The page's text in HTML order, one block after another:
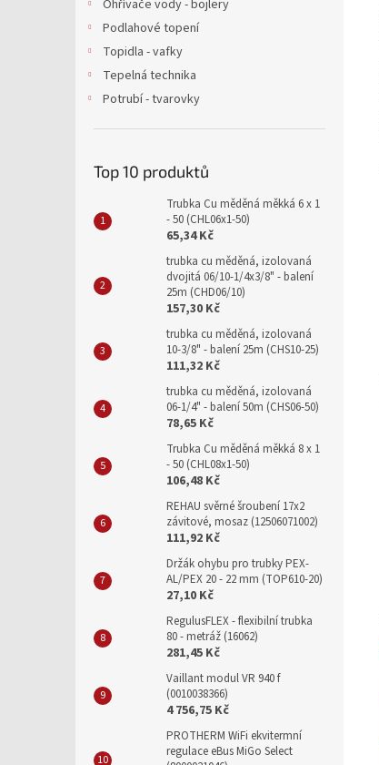
Ohřívače vody - bojlery
Podlahové topení
Topidla - vafky
Tepelná technika
Potrubí - tvarovky
Top 10 produktů
Trubka Cu měděná měkká 6 x 1
- 50 (CHL06x1-50)
65,34 Kč
trubka cu měděná, izolovaná
dvojitá 06/10-1/4x3/8" - balení
25m (CHD06/10)
157,30 Kč
trubka cu měděná, izolovaná
10-3/8" - balení 25m (CHS10-25)
111,32 Kč
trubka cu měděná, izolovaná
06-1/4" - balení 50m (CHS06-50)
78,65 Kč
Trubka Cu měděná měkká 8 x 1
- 50 (CHL08x1-50)
106,48 Kč
REHAU svěrné šroubení 17x2
závitové, mosaz (12506071002)
111,92 Kč
Držák ohybu pro trubky PEX-
AL/PEX 20 - 22 mm (TOP610-20)
27,10 Kč
RegulusFLEX - flexibilní trubka
80 - metráž (16062)
281,45 Kč
Vaillant modul VR 940 f
(0010038366)
4 756,75 Kč
PROTHERM WiFi ekvitermní
regulace eBus MiGo Select